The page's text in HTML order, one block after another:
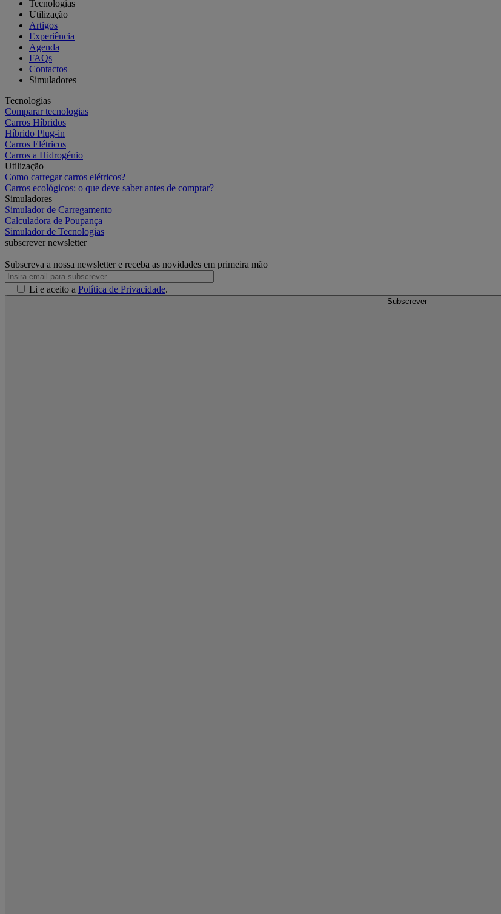
Tecnologias
Utilização
Artigos
Experiência
Agenda
FAQs
Contactos
Simuladores
Tecnologias
Comparar tecnologias
Carros Híbridos
Híbrido Plug-in
Carros Elétricos
Carros a Hidrogénio
Utilização
Como carregar carros elétricos?
Carros ecológicos: o que deve saber antes de comprar?
Simuladores
Simulador de Carregamento
Calculadora de Poupança
Simulador de Tecnologias
subscrever newsletter
Subscreva a nossa newsletter e receba as novidades em primeira mão
Li e aceito a Política de Privacidade.
Subscrever